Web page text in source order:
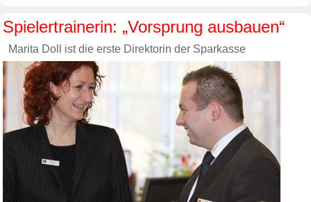
Spielertrainerin: „Vorsprung ausbauen“
Marita Doll ist die erste Direktorin der Sparkasse